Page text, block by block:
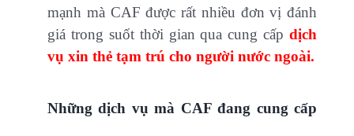
mạnh mà CAF được rất nhiều đơn vị đánh
giá trong suốt thời gian qua cung cấpdịch
vụ xin thẻ tạm trú cho người nước ngoài.
Những dịch vụ mà CAF đang cung cấp